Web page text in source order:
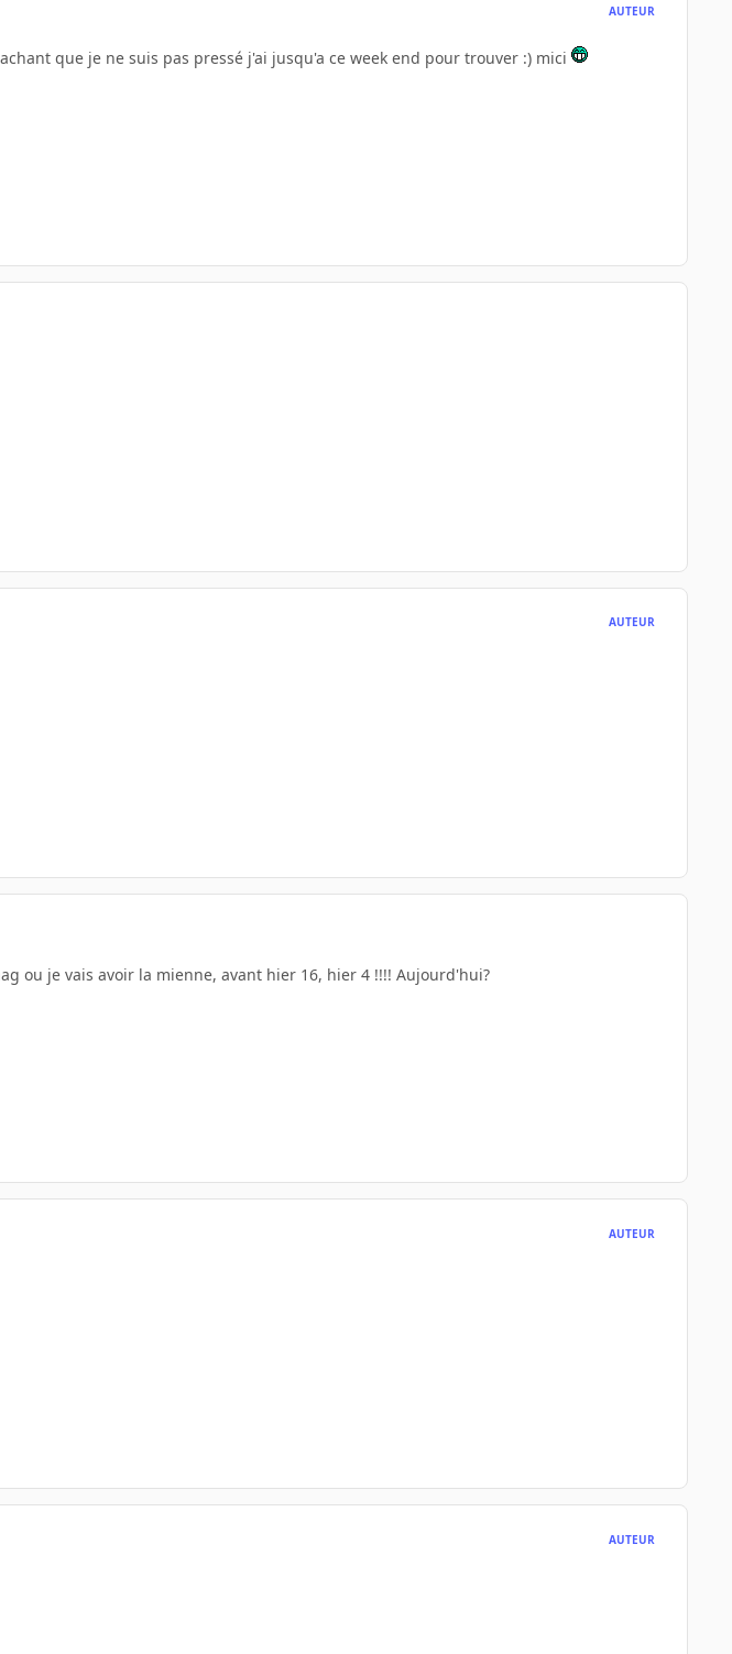
AUTEUR
que je ne suis pas pressé j'ai jusqu'a ce week end pour trouver :) mici
AUTEUR
ou je vais avoir la mienne, avant hier 16, hier 4 !!!! Aujourd'hui?
AUTEUR
AUTEUR